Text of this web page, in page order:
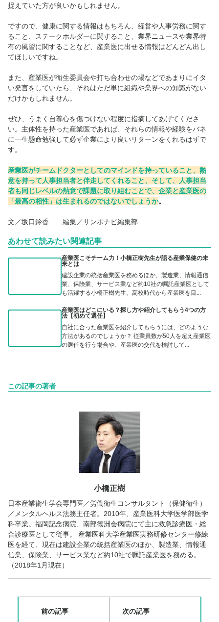
捉えていた方が良いかもしれません。
ですので、健康に関する情報はもちろん、経営や人事労務に関す
ること、ステークホルダーに関すること、業界ニュースや業界特
有の風習に関することなど、産業医に出せる情報はどんどん出し
てほしいですね。
また、産業医が衛生委員会や打ち合わせの場などであまりにイタ
い発言をしていたら、それはただ単に組織や業界への知識がない
だけかもしれません。
ぜひ、うまく自尊心を傷つけない程度に指摘してあげてくださ
い。主体性を持った産業医であれば、それらの情報や経験をバネ
に一生懸命勉強して必ず企業により良いリターンをくれるはずで
す。
産業医がチームドクターとしてのマインドを持っていること、熱
意を持って人事担当者と伴走してくれること、そして、人事担当
者も同じレベルの熱意で課題に取り組むことで、企業と産業医の
「最高の相性」は生まれるのではないでしょうか。
文／坂口鈴香 編集／サンポナビ編集部
あわせて読みたい関連記事
産業医こそチーム力！小橋正樹先生が語る産業保健の未
来とは
建設企業の統括産業医を務めるほか、製造業、情報通信
業、保険業、サービス業など約10社の嘱託産業医として
も活躍する小橋正樹先生。高校時代から産業医を目...
産業医はどこにいる？探し方や紹介してもらう4つの方
法【初めて選任】
自社に合った産業医を紹介してもらうには、どのような
方法があるのでしょうか？ 従業員数が50人を超え産業医
の選任を行う場合や、産業医の交代を検討して...
この記事の著者
小橋正樹
日本産業衛生学会専門医／労働衛生コンサルタント（保健衛生）
／メンタルヘルス法務主任者。2010年、産業医科大学医学部医学
科卒業。福岡記念病院、南部徳洲会病院にて主に救急診療医・総
合診療医として従事。 産業医科大学産業医実務研修センター修練
医を経て、現在は建設企業の統括産業医のほか、製造業、情報通
信業、保険業、サービス業など約10社で嘱託産業医を務める。
（2018年1月現在）
前の記事 次の記事